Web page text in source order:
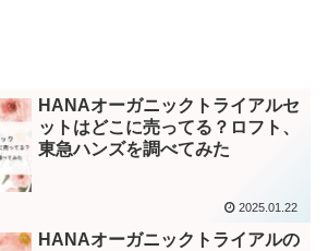
HANAオーガニックトライアルセ
ットはどこに売ってる？ロフト、
東急ハンズを調べてみた
2025.01.22
HANAオーガニックトライアルの